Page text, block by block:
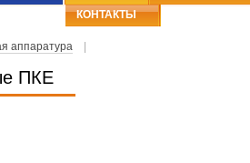
КОНТАКТЫ
аппаратура
ПКЕ